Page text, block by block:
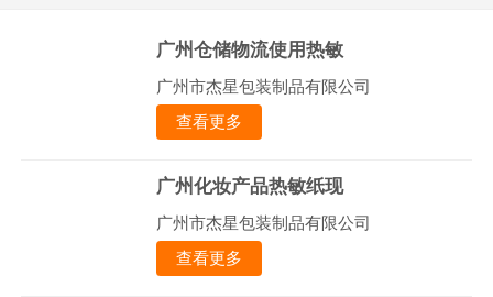
广州仓储物流使用热敏
广州市杰星包装制品有限公司
查看更多
广州化妆产品热敏纸现
广州市杰星包装制品有限公司
查看更多